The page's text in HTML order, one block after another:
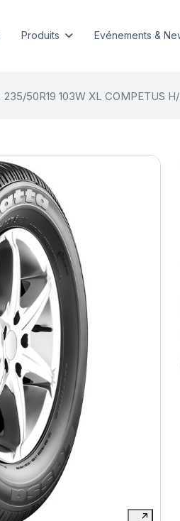
Produits Evénements &
235/50R19 103W XL COMPETUS